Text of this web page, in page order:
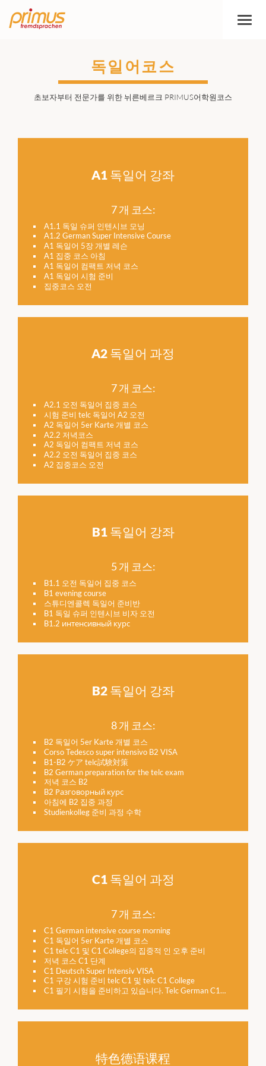
토
독일어코스
초보자부터 전문가를 위한 뉘른베르크 PRIMUS어학원코스
A1 독일어 강좌
7 개 코스:
A1.1 독일 슈퍼 인텐시브 모닝
A1.2 German Super Intensive Course
A1 독일어 5장 개별 레슨
A1 집중 코스 아침
A1 독일어 컴팩트 저녁 코스
A1 독일어 시험 준비
집중코스 오전
A2 독일어 과정
7 개 코스:
A2.1 오전 독일어 집중 코스
시험 준비 telc 독일어 A2 오전
A2 독일어 5er Karte 개별 코스
A2.2 저녁코스
A2 독일어 컴팩트 저녁 코스
A2.2 오전 독일어 집중 코스
A2 집중코스 오전
B1 독일어 강좌
5 개 코스:
B1.1 오전 독일어 집중 코스
B1 evening course
스튜디엔콜렉 독일어 준비반
B1 독일 슈퍼 인텐시브 비자 오전
B1.2 интенсивный курс
B2 독일어 강좌
8 개 코스:
B2 독일어 5er Karte 개별 코스
Corso Tedesco super intensivo B2 VISA
B1-B2 ケア telc試験対策
B2 German preparation for the telc exam
저녁 코스 B2
B2 Разговорный курс
아침에 B2 집중 과정
Studienkolleg 준비 과정 수학
C1 독일어 과정
7 개 코스:
C1 German intensive course morning
C1 독일어 5er Karte 개별 코스
C1 telc C1 및 C1 College의 집중적 인 오후 준비
저녁 코스 C1 단계
C1 Deutsch Super Intensiv VISA
C1 구강 시험 준비 telc C1 및 telc C1 College
C1 필기 시험을 준비하고 있습니다. Telc German C1과 C1 College
特色德语课程